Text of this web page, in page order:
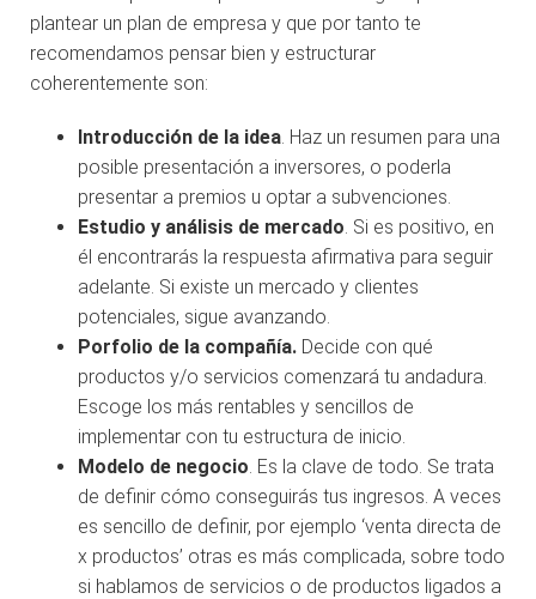
plantear un plan de empresa y que por tanto te
recomendamos pensar bien y estructurar
coherentemente son:
Introducción de la idea. Haz un resumen para una
posible presentación a inversores, o poderla
presentar a premios u optar a subvenciones.
Estudio y análisis de mercado. Si es positivo, en
él encontrarás la respuesta afirmativa para seguir
adelante. Si existe un mercado y clientes
potenciales, sigue avanzando.
Porfolio de la compañía. Decide con qué
productos y/o servicios comenzará tu andadura.
Escoge los más rentables y sencillos de
implementar con tu estructura de inicio.
Modelo de negocio. Es la clave de todo. Se trata
de definir cómo conseguirás tus ingresos. A veces
es sencillo de definir, por ejemplo ‘venta directa de
x productos’ otras es más complicada, sobre todo
si hablamos de servicios o de productos ligados a